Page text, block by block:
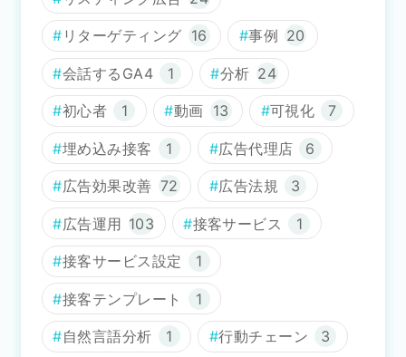
リターゲティング 16 事例 20
会話するGA4 1 分析 24
初心者 1 動画 13 可視化 7
埋め込み接客 1 広告代理店 6
広告効果改善 72 広告法規 3
広告運用 103 接客サービス 1
接客サービス設定 1
接客テンプレート 1
自然言語分析 1 行動チェーン 3